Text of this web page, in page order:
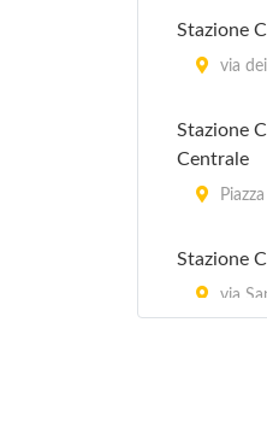
Stazione
via
Stazione
Centrale
Stazione
via